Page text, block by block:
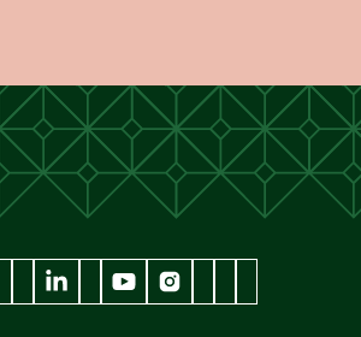
Jan Cunen
Museum Jan Cunen
wikipedia Museum Jan Cunen
linkedin Museum Jan Cunen
googleplus Museum Jan Cunen
youtube Museum Jan Cunen
instagram Museum